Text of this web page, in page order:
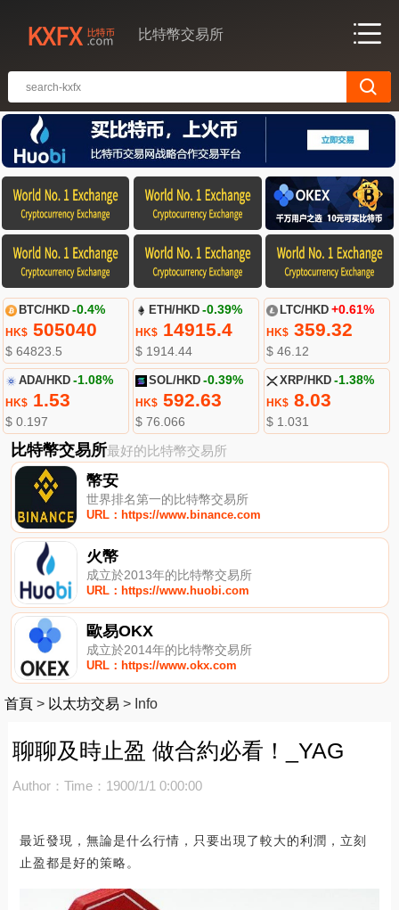
比特幣交易所
BTC/HKD -0.4%
HK$505040
$ 64823.5
ETH/HKD -0.39%
HK$ 14915.4
$ 1914.44
LTC/HKD +0.61%
HK$359.32
$ 46.12
ADA/HKD -1.08%
HK$1.53
$ 0.197
SOL/HKD -0.39%
HK$ 592.63
$ 76.066
XRP/HKD -1.38%
HK$8.03
$ 1.031
比特幣交易所最好的比特幣交易所
幣安
世界排名第一的比特幣交易所
URL：https://www.binance.com
火幣
成立於2013年的比特幣交易所
URL：https://www.huobi.com
歐易OKX
成立於2014年的比特幣交易所
URL：https://www.okx.com
首頁 > 以太坊交易 > Info
聊聊及時止盈 做合約必看！_YAG
Author： Time：1900/1/1 0:00:00
最近發現，無論是什么行情，只要出現了較大的利潤，立刻
止盈都是好的策略。